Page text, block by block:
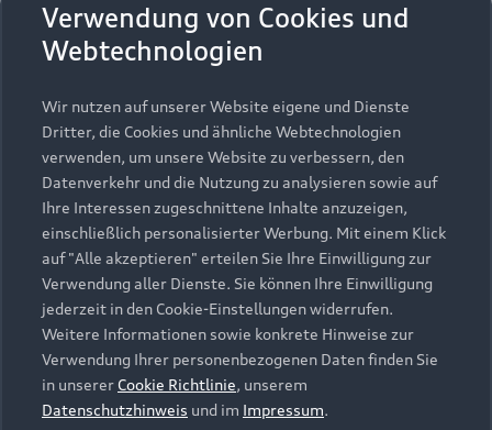
Modelle
Alle Modelle
Modelle vergleichen
Elektromodelle
Plug-in-Hybride
Kaufen & leasen
Neuwagensuche
Gebrauchtwagensuche
Gebrauchtwagen
Finanzierung
Aktionen & Angebote
Geschäftskunden
Service & Zubehör
Saisonale Angebote
Audi Services
Garantie
Audi digital services
myAudi
Support
Kundenservice
Händlersuche
Audi Code
Über Audi
Unternehmen
Karriere
Verwendung von Cookies und
Webtechnologien
Wir nutzen auf unserer Website eigene und Dienste
Dritter, die Cookies und ähnliche Webtechnologien
verwenden, um unsere Website zu verbessern, den
Datenverkehr und die Nutzung zu analysieren sowie auf
Ihre Interessen zugeschnittene Inhalte anzuzeigen,
einschließlich personalisierter Werbung. Mit einem Klick
auf "Alle akzeptieren" erteilen Sie Ihre Einwilligung zur
Verwendung aller Dienste. Sie können Ihre Einwilligung
jederzeit in den Cookie-Einstellungen widerrufen.
Weitere Informationen sowie konkrete Hinweise zur
Verwendung Ihrer personenbezogenen Daten finden Sie
in unserer Cookie Richtlinie, unserem
Datenschutzhinweis und im Impressum.